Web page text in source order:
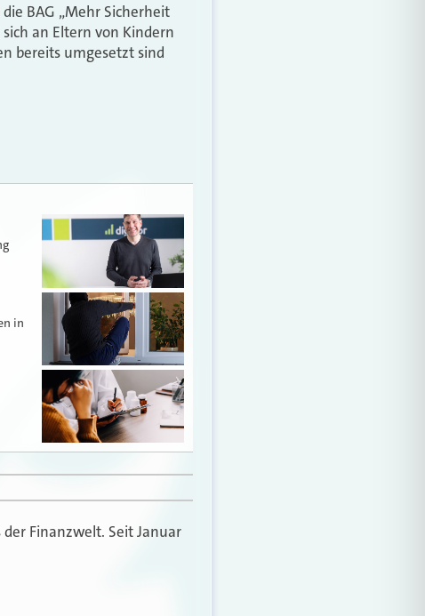
BAG „Mehr Sicherheit
an Eltern von Kindern
bereits umgesetzt sind
in
Finanzwelt. Seit Januar